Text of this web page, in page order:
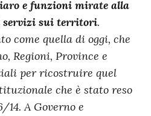
e funzioni mirate alla
servizi sui territori.
come quella di oggi, che
Regioni, Province e
per ricostruire quel
che è stato reso
14. A Governo e